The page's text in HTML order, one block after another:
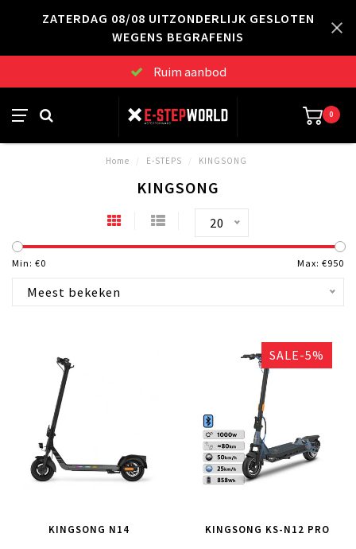
ZATERDAG 08/08 UITZONDERLIJK GESLOTEN
WEGENS BEGRAFENIS
Ruim aanbod
0
Home E-STEPS KINGSONG
KINGSONG
20
Min: €0 Max: €950
Meest bekeken
KINGSONG N14
SALE-5%
KINGSONG KS-N12 PRO